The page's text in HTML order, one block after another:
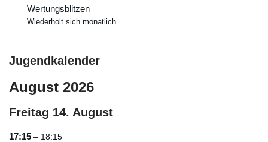
Wertungsblitzen
Wiederholt sich monatlich
Jugendkalender
August 2026
Freitag 14. August
17:15 – 18:15